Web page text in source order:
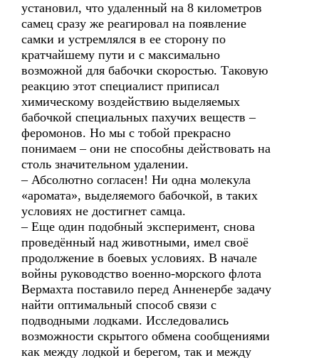
установил, что удаленный на 8 километров
самец сразу же реагировал на появление
самки и устремлялся в ее сторону по
кратчайшему пути и с максимально
возможной для бабочки скоростью. Таковую
реакцию этот специалист приписал
химическому воздействию выделяемых
бабочкой специальных пахучих веществ –
феромонов. Но мы с тобой прекрасно
понимаем – они не способны действовать на
столь значительном удалении.
– Абсолютно согласен! Ни одна молекула
«аромата», выделяемого бабочкой, в таких
условиях не достигнет самца.
– Еще один подобный эксперимент, снова
проведённый над животными, имел своё
продолжение в боевых условиях. В начале
войны руководство военно-морского флота
Вермахта поставило перед Анненербе задачу
найти оптимальный способ связи с
подводными лодками. Исследовались
возможности скрытого обмена сообщениями
как между лодкой и берегом, так и между